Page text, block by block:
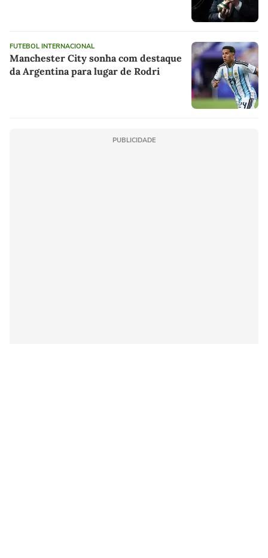
FUTEBOL INTERNACIONAL
Manchester City sonha com destaque
da Argentina para lugar de Rodri
PUBLICIDADE